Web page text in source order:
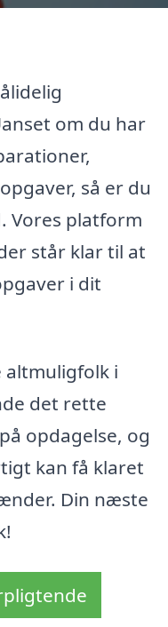
om du har
så er du
Vores platform
står klar til at
i dit
altmuligfolk i
det rette
opdagelse, og
kan få klaret
Din næste